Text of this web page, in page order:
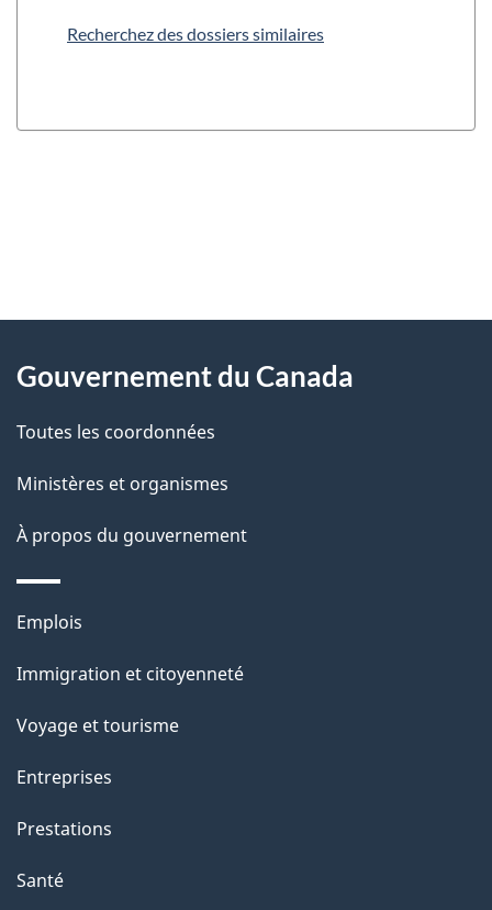
Recherchez des dossiers similaires
D
t
a
l
s
l
a
a
g
propos
ce
site
Gouvernement du Canada
Toutes les coordonnées
Ministères et organismes
À propos du gouvernement
Thèmes
sujets
Emplois
Immigration et citoyenneté
Voyage et tourisme
Entreprises
Prestations
Santé